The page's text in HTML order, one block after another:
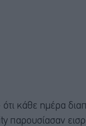
κάθε ημέρα
παρουσίασαν